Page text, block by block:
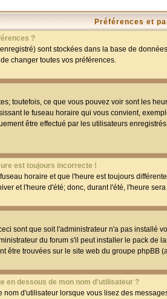
Préférences et
?
sont stockées dans la base de
changer toutes vos préférences.
toutefois, ce que vous pouvez voir sont les
le fuseau horaire qui vous convient,
être effectué par les utilisateurs
est toujours incorrecte !
horaire et que l'heure est toujours
et l'heure d'été; donc, durant l'été, l'heure
sont que soit l'administrateur n'a pas installé
du forum s'il peut installer le pack
être trouvées sur le site web du groupe phpBB
en dessous de mon nom d'utilisateur ?
nom d'utilisateur lorsque vous lisez des